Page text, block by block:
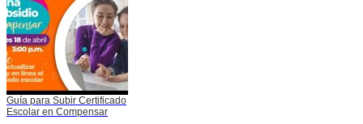
Guía para Subir Certificado
Escolar en Compensar